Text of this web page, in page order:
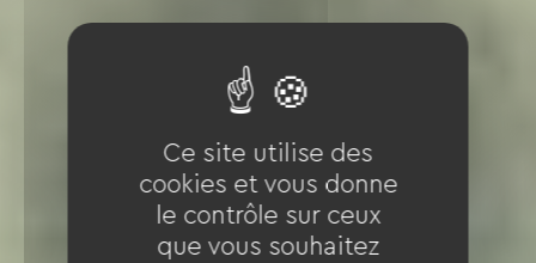
Ce site utilise des
cookies et vous donne
le contrôle sur ceux
que vous souhaitez